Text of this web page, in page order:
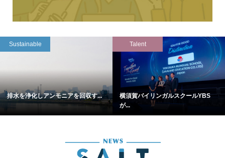
Sustainable
排水を浄化しアンモニアを回収す...
Talent
横須賀バイリンガルスクールYBS
が...